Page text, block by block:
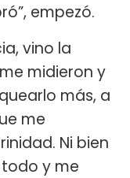
empezó.
vino la
midieron y
más, a
me
Ni bien
y me